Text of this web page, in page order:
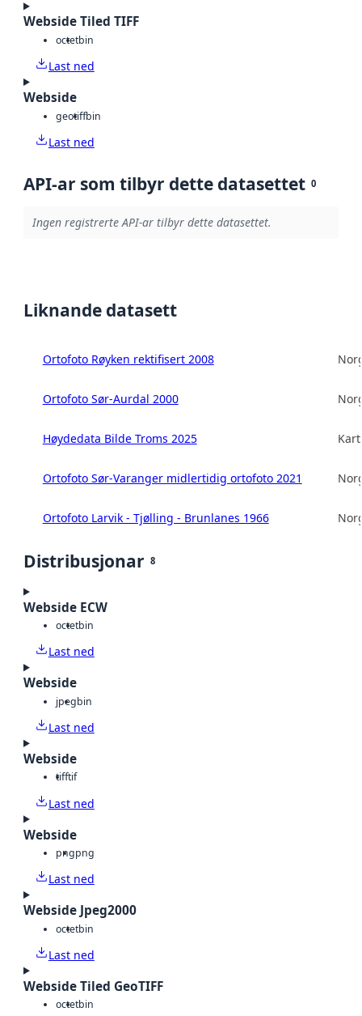
Webside Tiled TIFF
octetbin
Last ned
Webside
geotiffbin
Last ned
API-ar som tilbyr dette datasettet 0
Ingen registrerte API-ar tilbyr dette datasettet.
Liknande datasett
Ortofoto Røyken rektifisert 2008
Ortofoto Sør-Aurdal 2000
Høydedata Bilde Troms 2025
Ortofoto Sør-Varanger midlertidig ortofoto 2021
Ortofoto Larvik - Tjølling - Brunlanes 1966
Distribusjonar 8
Webside ECW
octetbin
Last ned
Webside
jpegbin
Last ned
Webside
tifftif
Last ned
Webside
pngpng
Last ned
Webside Jpeg2000
octetbin
Last ned
Webside Tiled GeoTIFF
octetbin